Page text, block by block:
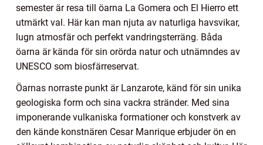
semester är resa till öarna La Gomera och El Hierro ett
utmärkt val. Här kan man njuta av naturliga havsvikar,
lugn atmosfär och perfekt vandringsterräng. Båda
öarna är kända för sin orörda natur och utnämndes av
UNESCO som biosfärreservat.
Öarnas norraste punkt är Lanzarote, känd för sin unika
geologiska form och sina vackra stränder. Med sina
imponerande vulkaniska formationer och konstverk av
den kände konstnären Cesar Manrique erbjuder ön en